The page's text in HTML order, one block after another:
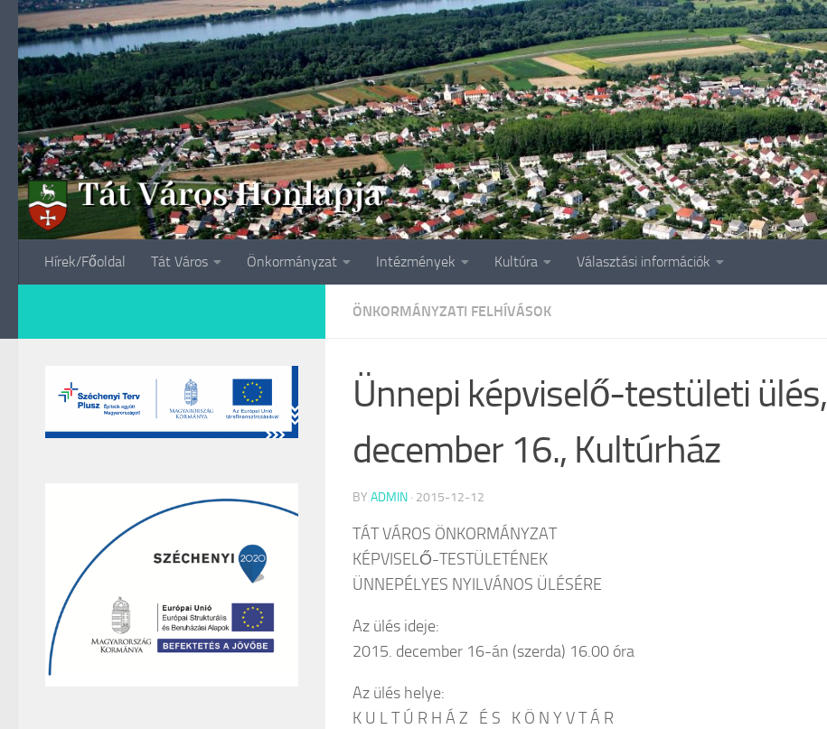
Skip to content
Hírek/Főoldal Tát Város Önkormányzat Intézmények Kultúra Választási információk
ÖNKORMÁNYZATI FELHÍVÁSOK
Ünnepi képviselő-testületi ülés,
december 16., Kultúrház
BY ADMIN · 2015-12-12
TÁT VÁROS ÖNKORMÁNYZAT
KÉPVISELŐ-TESTÜLETÉNEK
ÜNNEPÉLYES NYILVÁNOS ÜLÉSÉRE
Az ülés ideje:
2015. december 16-án (szerda) 16.00 óra
Az ülés helye:
K U L T Ú R H Á Z É S K Ö N Y V T Á R